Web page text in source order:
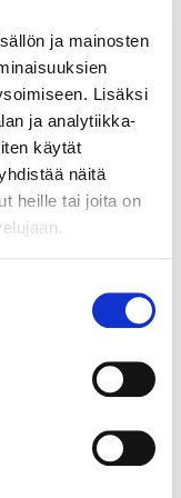
ja mainosten
Lisäksi
ja analytiikka-
käytät
näitä
heille tai joita on
päätytulppa
syöttöjohdot
varustettu